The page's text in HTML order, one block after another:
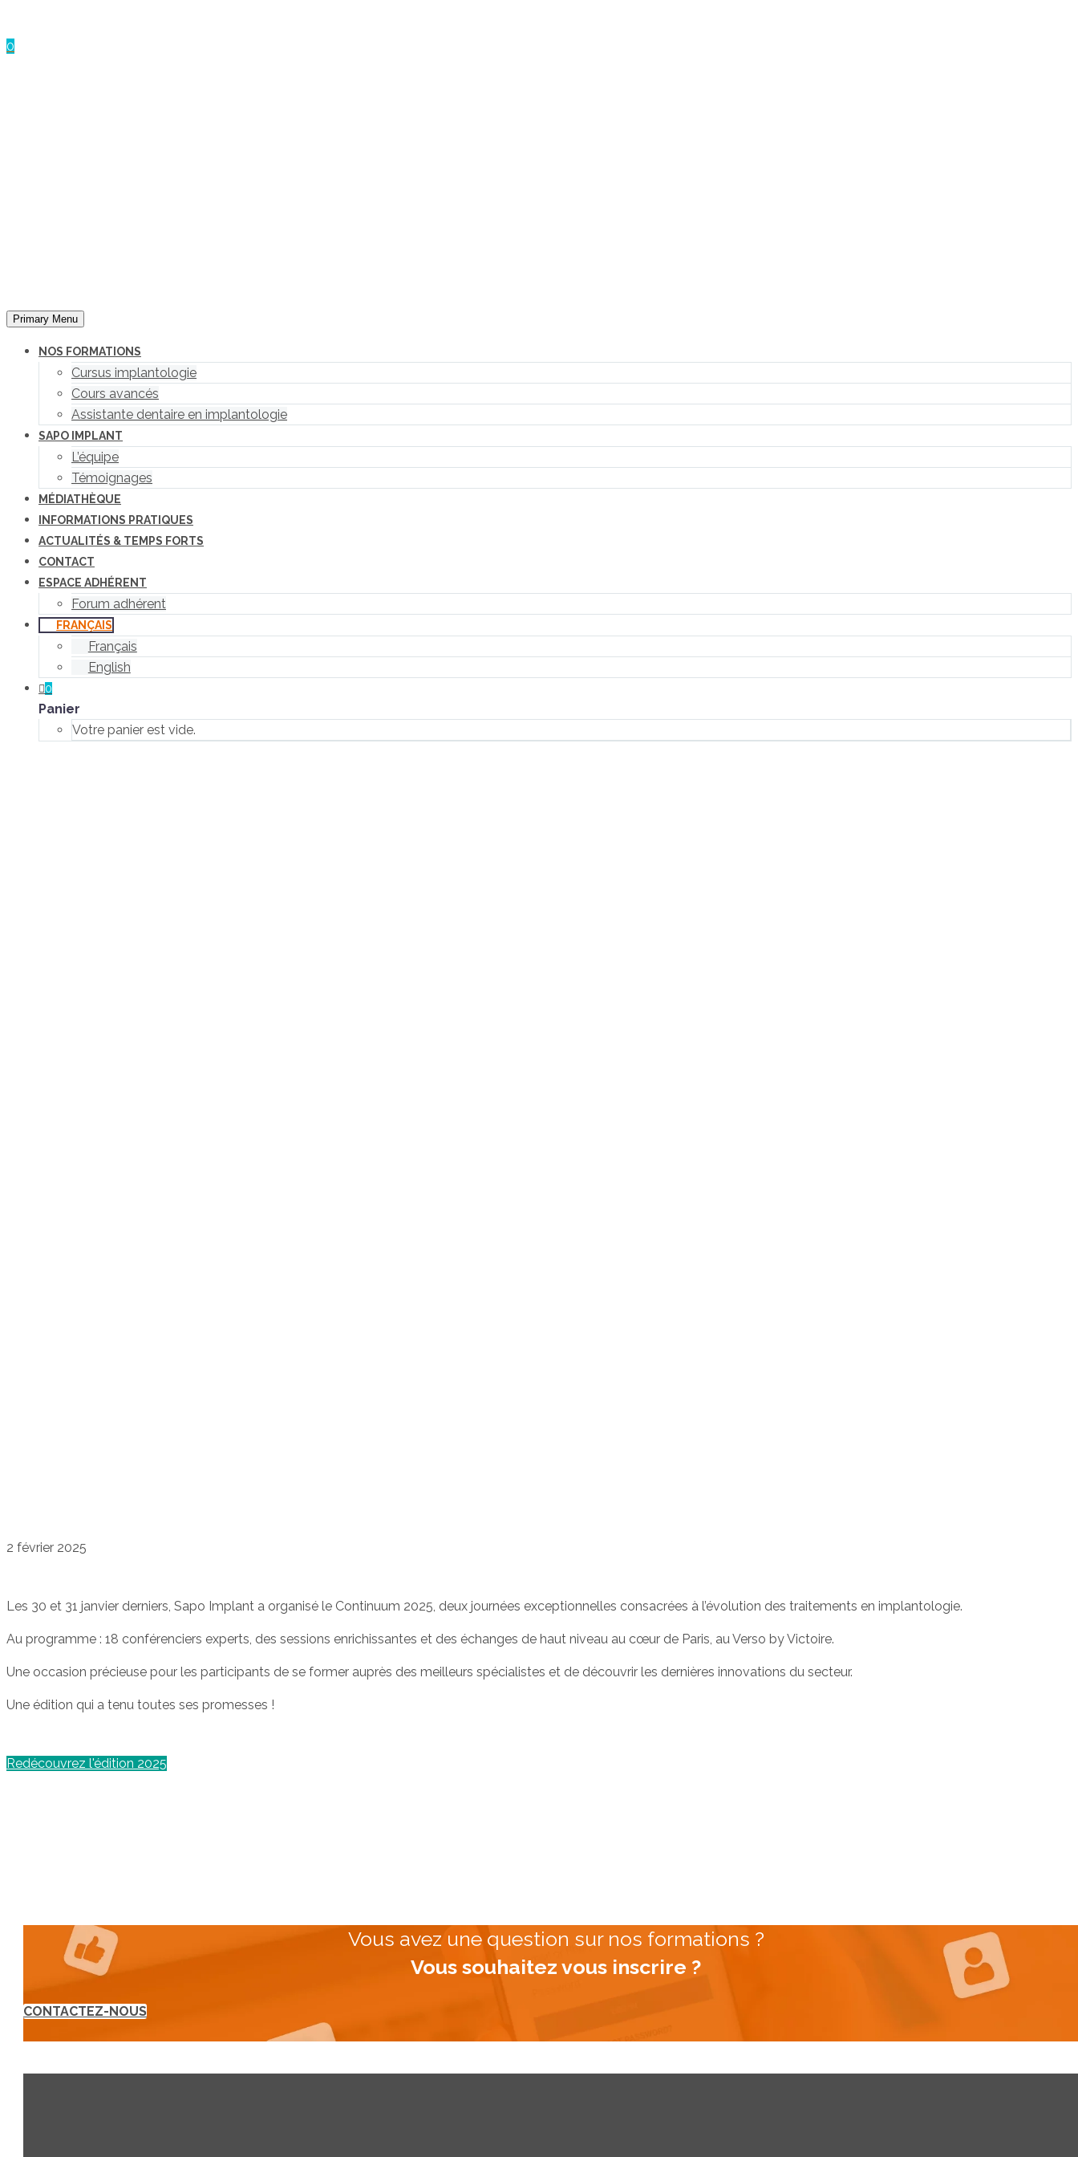
0
Primary Menu
NOS FORMATIONS
Cursus implantologie
Cours avancés
Assistante dentaire en implantologie
SAPO IMPLANT
L’équipe
Témoignages
MÉDIATHÈQUE
INFORMATIONS PRATIQUES
ACTUALITÉS & TEMPS FORTS
CONTACT
ESPACE ADHÉRENT
Forum adhérent
FRANÇAIS
Français
English
0
Panier
Votre panier est vide.
2 février 2025
Les 30 et 31 janvier derniers, Sapo Implant a organisé le Continuum 2025, deux journées exceptionnelles consacrées à l’évolution des traitements en implantologie.
Au programme : 18 conférenciers experts, des sessions enrichissantes et des échanges de haut niveau au cœur de Paris, au Verso by Victoire.
Une occasion précieuse pour les participants de se former auprès des meilleurs spécialistes et de découvrir les dernières innovations du secteur.
Une édition qui a tenu toutes ses promesses !
Redécouvrez l'édition 2025
Vous avez une question sur nos formations ?
Vous souhaitez vous inscrire ?
CONTACTEZ-NOUS